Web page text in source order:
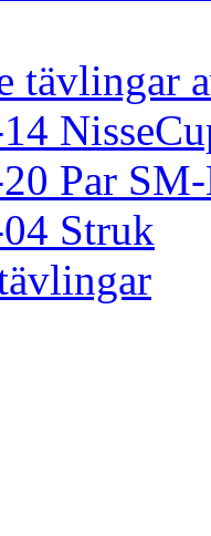
tävlingar
Par
Struk